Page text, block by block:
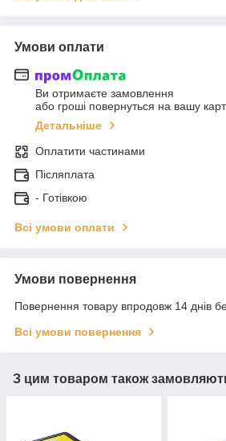
Умови оплати
Ви отримаєте замовлення
або гроші повернуться на вашу
Детальніше
Оплатити частинами
Післяплата
- Готівкою
Всі умови оплати
Умови повернення
Повернення товару впродовж 14 днів
Всі умови повернення
З цим товаром також